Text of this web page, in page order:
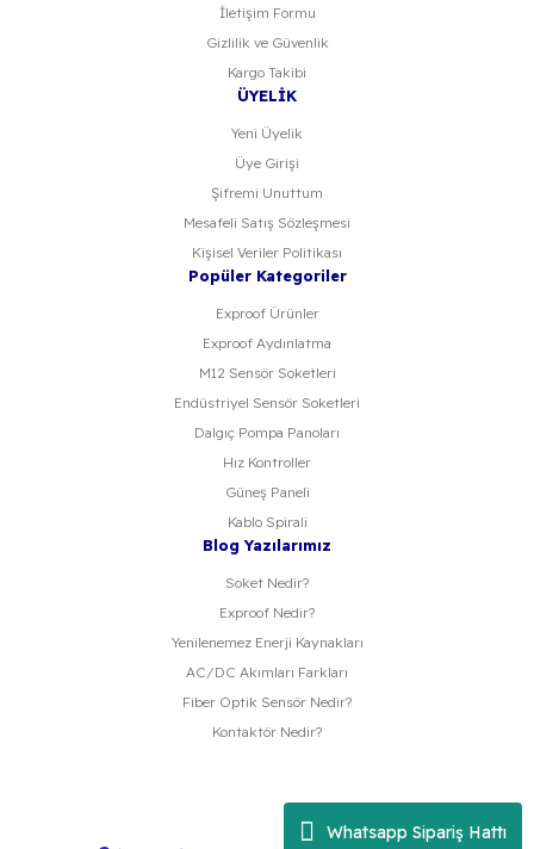
Whatsapp Sipariş Hattı
İletişim Formu
Gizlilik ve Güvenlik
Kargo Takibi
ÜYELİK
Yeni Üyelik
Üye Girişi
Şifremi Unuttum
Mesafeli Satış Sözleşmesi
Kişisel Veriler Politikası
Popüler Kategoriler
Exproof Ürünler
Exproof Aydınlatma
M12 Sensör Soketleri
Endüstriyel Sensör Soketleri
Dalgıç Pompa Panoları
Hız Kontroller
Güneş Paneli
Kablo Spirali
Blog Yazılarımız
Soket Nedir?
Exproof Nedir?
Yenilenemez Enerji Kaynakları
AC/DC Akımları Farkları
Fiber Optik Sensör Nedir?
Kontaktör Nedir?